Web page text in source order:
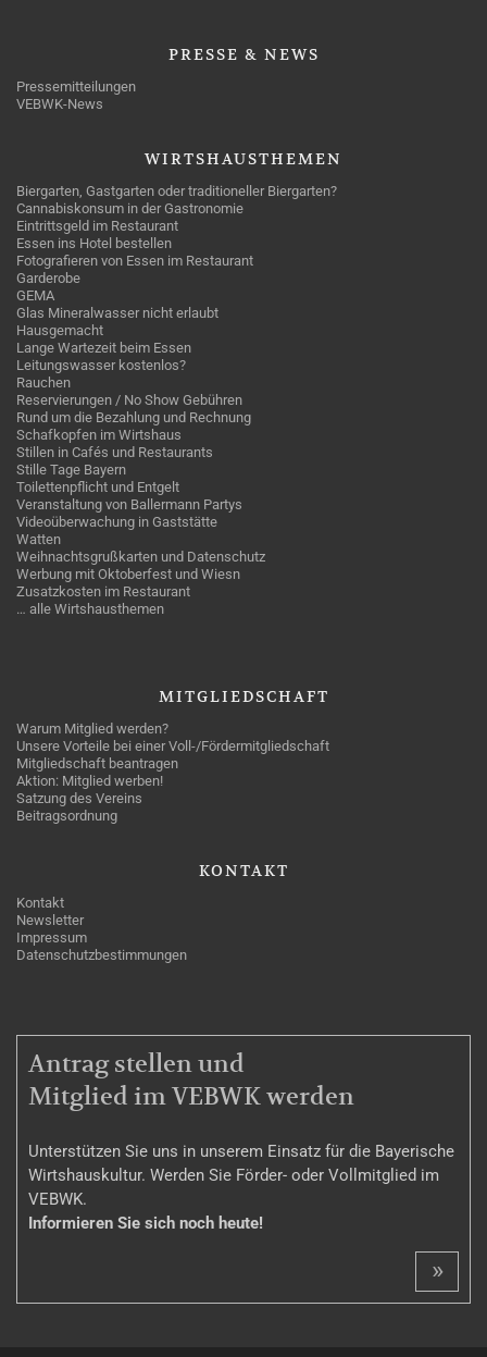
PRESSE & NEWS
Pressemitteilungen
VEBWK-News
WIRTSHAUSTHEMEN
Biergarten, Gastgarten oder traditioneller Biergarten?
Cannabiskonsum in der Gastronomie
Eintrittsgeld im Restaurant
Essen ins Hotel bestellen
Fotografieren von Essen im Restaurant
Garderobe
GEMA
Glas Mineralwasser nicht erlaubt
Hausgemacht
Lange Wartezeit beim Essen
Leitungswasser kostenlos?
Rauchen
Reservierungen / No Show Gebühren
Rund um die Bezahlung und Rechnung
Schafkopfen im Wirtshaus
Stillen in Cafés und Restaurants
Stille Tage Bayern
Toilettenpflicht und Entgelt
Veranstaltung von Ballermann Partys
Videoüberwachung in Gaststätte
Watten
Weihnachtsgrußkarten und Datenschutz
Werbung mit Oktoberfest und Wiesn
Zusatzkosten im Restaurant
… alle Wirtshausthemen
MITGLIEDSCHAFT
Warum Mitglied werden?
Unsere Vorteile bei einer Voll-/Fördermitgliedschaft
Mitgliedschaft beantragen
Aktion: Mitglied werben!
Satzung des Vereins
Beitragsordnung
KONTAKT
Kontakt
Newsletter
Impressum
Datenschutzbestimmungen
MITGLIEDSCHAFT
Antrag stellen und
Mitglied im VEBWK werden
Unterstützen Sie uns in unserem Einsatz für die Bayerische
Wirtshauskultur. Werden Sie Förder- oder Vollmitglied im
VEBWK.
Informieren Sie sich noch heute!
»